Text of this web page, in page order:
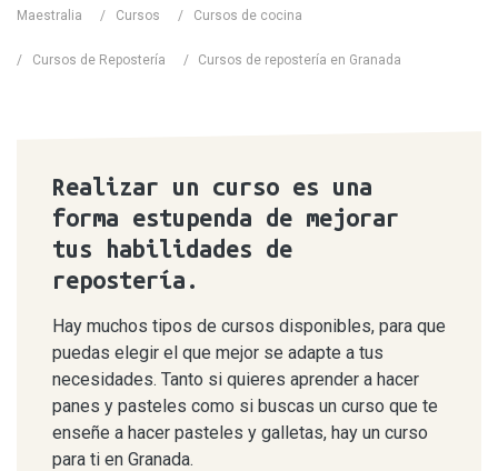
Maestralia / Cursos / Cursos de cocina
/ Cursos de Repostería / Cursos de repostería en Granada
Realizar un curso es una
forma estupenda de mejorar
tus habilidades de
repostería.
Hay muchos tipos de cursos disponibles, para que
puedas elegir el que mejor se adapte a tus
necesidades. Tanto si quieres aprender a hacer
panes y pasteles como si buscas un curso que te
enseñe a hacer pasteles y galletas, hay un curso
para ti en Granada.